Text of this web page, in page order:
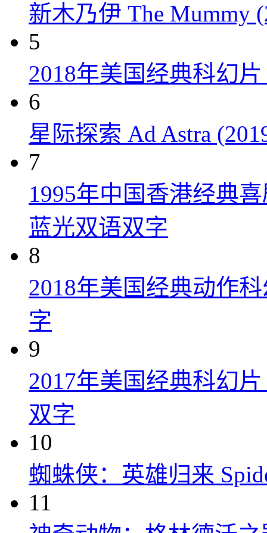
新木乃伊 The Mummy
5
2018年美国经典科幻
6
星际探索 Ad Astra
7
1995年中国香港经典
蓝光双语双字
8
2018年美国经典动作
字
9
2017年美国经典科幻
双字
10
蜘蛛侠：英雄归来
11